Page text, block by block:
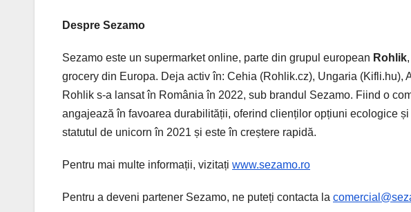
Despre Sezamo
Sezamo este un supermarket online, parte din grupul european Rohlik
grocery din Europa. Deja activ în: Cehia (Rohlik.cz), Ungaria (Kifli.hu),
Rohlik s-a lansat în România în 2022, sub brandul Sezamo. Fiind o
angajează în favoarea durabilității, oferind clienților opțiuni ecologice
statutul de unicorn în 2021 și este în creștere rapidă.
Pentru mai multe informații, vizitați www.sezamo.ro
Pentru a deveni partener Sezamo, ne puteți contacta la